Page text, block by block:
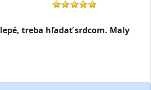
treba hľadať srdcom. Maly